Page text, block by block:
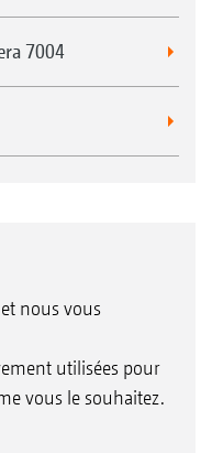
7004
nous vous
utilisées pour
vous le souhaitez.